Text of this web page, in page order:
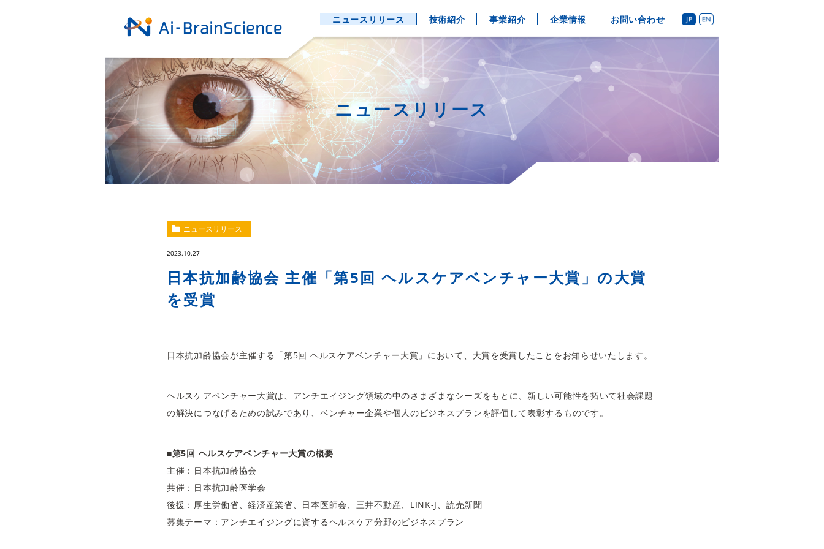
ニュースリリース 技術紹介 事業紹介 企業情報 お問い合わせ
ニュースリリース
ニュースリリース
2023.10.27
日本抗加齢協会 主催「第5回 ヘルスケアベンチャー大賞」の大賞
を受賞
日本抗加齢協会が主催する「第5回 ヘルスケアベンチャー大賞」において、大賞を受賞したことをお知らせいたします。
ヘルスケアベンチャー大賞は、アンチエイジング領域の中のさまざまなシーズをもとに、新しい可能性を拓いて社会課題
の解決につなげるための試みであり、ベンチャー企業や個人のビジネスプランを評価して表彰するものです。
■第5回 ヘルスケアベンチャー大賞の概要
主催：日本抗加齢協会
共催：日本抗加齢医学会
後援：厚生労働省、経済産業省、日本医師会、三井不動産、LINK-J、読売新聞
募集テーマ：アンチエイジングに資するヘルスケア分野のビジネスプラン